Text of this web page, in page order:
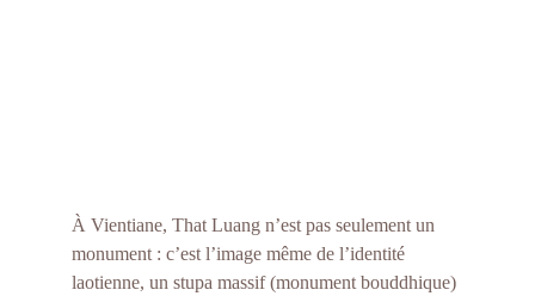
À Vientiane, That Luang n’est pas seulement un
monument : c’est l’image même de l’identité
laotienne, un stupa massif (monument bouddhique)